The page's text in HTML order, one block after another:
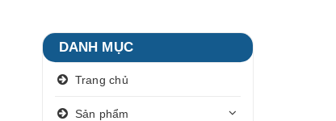
DANH MỤC
Trang chủ
Sản phẩm